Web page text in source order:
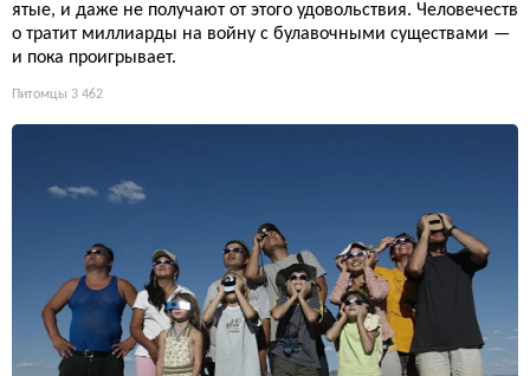
ятые, и даже не получают от этого удовольствия. Человечеств
о тратит миллиарды на войну с булавочными существами —
и пока проигрывает.
Питомцы 3 462